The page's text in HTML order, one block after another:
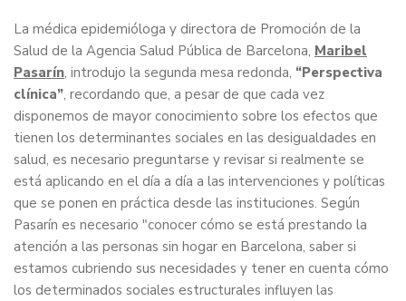
La médica epidemióloga y directora de Promoción de la
Salud de la Agencia Salud Pública de Barcelona, Maribel
Pasarín, introdujo la segunda mesa redonda, “Perspectiva
clínica”, recordando que, a pesar de que cada vez
disponemos de mayor conocimiento sobre los efectos que
tienen los determinantes sociales en las desigualdades en
salud, es necesario preguntarse y revisar si realmente se
está aplicando en el día a día a las intervenciones y políticas
que se ponen en práctica desde las instituciones. Según
Pasarín es necesario "conocer cómo se está prestando la
atención a las personas sin hogar en Barcelona, saber si
estamos cubriendo sus necesidades y tener en cuenta cómo
los determinados sociales estructurales influyen las